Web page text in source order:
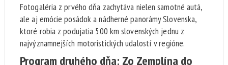
Fotogaléria z prvého dňa zachytáva nielen samotné autá,
ale aj emócie posádok a nádherné panorámy Slovenska,
ktoré robia z podujatia 500 km slovenských jednu z
najvýznamnejších motoristických udalostí v regióne.
Program druhého dňa: Zo Zemplína do